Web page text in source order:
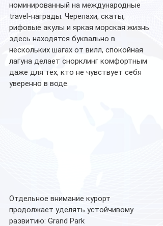
номинированный на международные
travel-награды. Черепахи, скаты,
рифовые акулы и яркая морская жизнь
здесь находятся буквально в
нескольких шагах от вилл, спокойная
лагуна делает снорклинг комфортным
даже для тех, кто не чувствует себя
уверенно в воде.
Отдельное внимание курорт
продолжает уделять устойчивому
развитию: Grand Park